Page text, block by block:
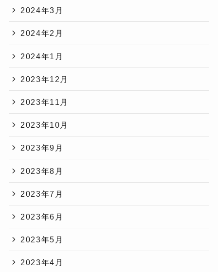
2024年3月
2024年2月
2024年1月
2023年12月
2023年11月
2023年10月
2023年9月
2023年8月
2023年7月
2023年6月
2023年5月
2023年4月